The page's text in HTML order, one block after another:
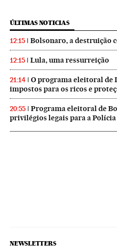
ÚLTIMAS NOTICIAS
12:15 Bolsonaro, a destruição
12:15 Lula, uma ressurreição
21:14
O programa eleitoral de
impostos para os ricos e
20:55
Programa eleitoral de
privilégios legais para a Polícia
NEWSLETTERS